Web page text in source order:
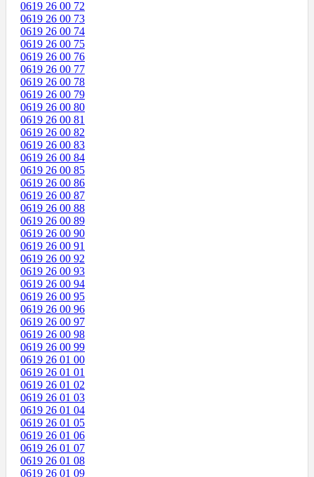
0619 26 00 72
0619 26 00 73
0619 26 00 74
0619 26 00 75
0619 26 00 76
0619 26 00 77
0619 26 00 78
0619 26 00 79
0619 26 00 80
0619 26 00 81
0619 26 00 82
0619 26 00 83
0619 26 00 84
0619 26 00 85
0619 26 00 86
0619 26 00 87
0619 26 00 88
0619 26 00 89
0619 26 00 90
0619 26 00 91
0619 26 00 92
0619 26 00 93
0619 26 00 94
0619 26 00 95
0619 26 00 96
0619 26 00 97
0619 26 00 98
0619 26 00 99
0619 26 01 00
0619 26 01 01
0619 26 01 02
0619 26 01 03
0619 26 01 04
0619 26 01 05
0619 26 01 06
0619 26 01 07
0619 26 01 08
0619 26 01 09